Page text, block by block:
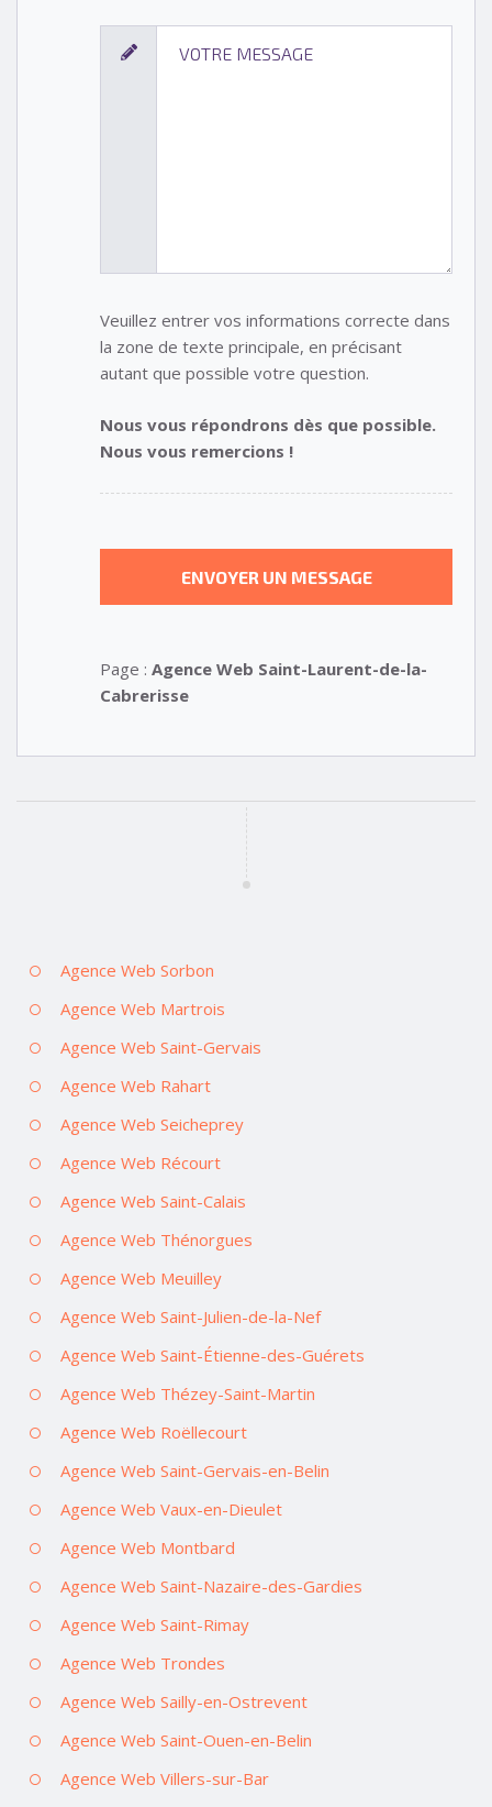
Veuillez entrer vos informations correcte dans
la zone de texte principale, en précisant
autant que possible votre question.
Nous vous répondrons dès que possible.
Nous vous remercions !
Page : Agence Web Saint-Laurent-de-la-
Cabrerisse
Agence Web Sorbon
Agence Web Martrois
Agence Web Saint-Gervais
Agence Web Rahart
Agence Web Seicheprey
Agence Web Récourt
Agence Web Saint-Calais
Agence Web Thénorgues
Agence Web Meuilley
Agence Web Saint-Julien-de-la-Nef
Agence Web Saint-Étienne-des-Guérets
Agence Web Thézey-Saint-Martin
Agence Web Roëllecourt
Agence Web Saint-Gervais-en-Belin
Agence Web Vaux-en-Dieulet
Agence Web Montbard
Agence Web Saint-Nazaire-des-Gardies
Agence Web Saint-Rimay
Agence Web Trondes
Agence Web Sailly-en-Ostrevent
Agence Web Saint-Ouen-en-Belin
Agence Web Villers-sur-Bar